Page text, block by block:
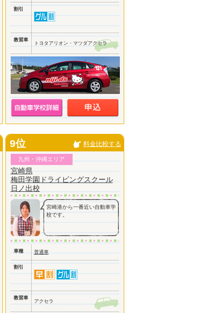
割引
教習車
トヨタアリオン・マツダアクセラ
9位 料金比較する
九州・沖縄エリア
宮崎県
梅田学園ドライビングスクール
日ノ出校
宮崎港から一番近い自動車学
校です。
車種 普通車
割引
教習車
アクセラ